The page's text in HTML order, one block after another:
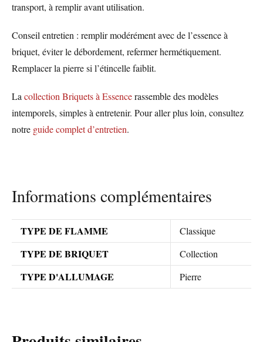
transport, à remplir avant utilisation.
Conseil entretien : remplir modérément avec de l’essence à
briquet, éviter le débordement, refermer hermétiquement.
Remplacer la pierre si l’étincelle faiblit.
La collection Briquets à Essencerassemble des modèles
intemporels, simples à entretenir. Pour aller plus loin, consultez
notre guide complet d’entretien.
Informations complémentaires
TYPE DE FLAMME Classique
TYPE DE BRIQUET Collection
TYPE D'ALLUMAGE Pierre